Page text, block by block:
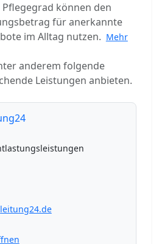
können den
für anerkannte
im Alltag nutzen. Mehr
anderem folgende
Leistungen anbieten.